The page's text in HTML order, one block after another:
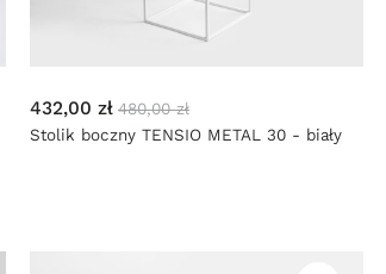
432,00 zł 480,00 zł
Stolik boczny TENSIO METAL 30 - biały